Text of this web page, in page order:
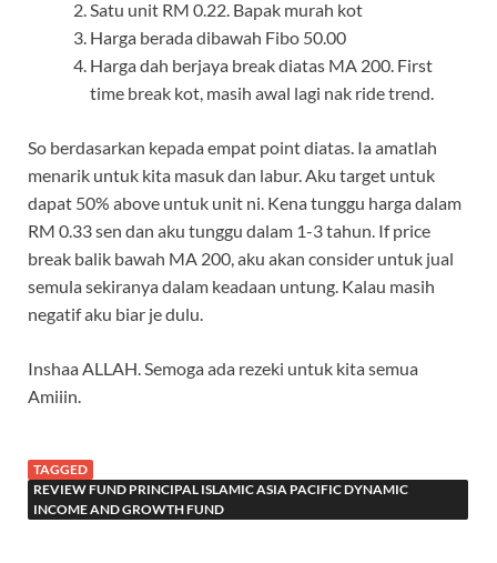
Satu unit RM 0.22. Bapak murah kot
Harga berada dibawah Fibo 50.00
Harga dah berjaya break diatas MA 200. First
time break kot, masih awal lagi nak ride trend.
So berdasarkan kepada empat point diatas. Ia amatlah
menarik untuk kita masuk dan labur. Aku target untuk
dapat 50% above untuk unit ni. Kena tunggu harga dalam
RM 0.33 sen dan aku tunggu dalam 1-3 tahun. If price
break balik bawah MA 200, aku akan consider untuk jual
semula sekiranya dalam keadaan untung. Kalau masih
negatif aku biar je dulu.
Inshaa ALLAH. Semoga ada rezeki untuk kita semua
Amiiin.
TAGGED
REVIEW FUND PRINCIPAL ISLAMIC ASIA PACIFIC DYNAMIC
INCOME AND GROWTH FUND